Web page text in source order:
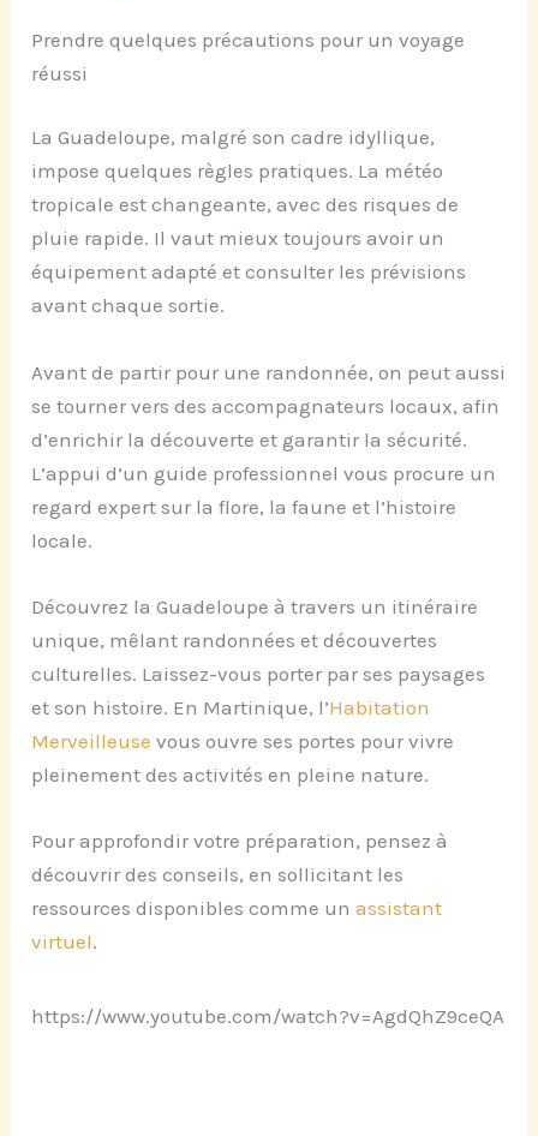
Prendre quelques précautions pour un voyage
réussi
La Guadeloupe, malgré son cadre idyllique,
impose quelques règles pratiques. La météo
tropicale est changeante, avec des risques de
pluie rapide. Il vaut mieux toujours avoir un
équipement adapté et consulter les prévisions
avant chaque sortie.
Avant de partir pour une randonnée, on peut aussi
se tourner vers des accompagnateurs locaux, afin
d’enrichir la découverte et garantir la sécurité.
L’appui d’un guide professionnel vous procure un
regard expert sur la flore, la faune et l’histoire
locale.
Découvrez la Guadeloupe à travers un itinéraire
unique, mêlant randonnées et découvertes
culturelles. Laissez-vous porter par ses paysages
et son histoire. En Martinique, l’Habitation
Merveilleuse vous ouvre ses portes pour vivre
pleinement des activités en pleine nature.
Pour approfondir votre préparation, pensez à
découvrir des conseils, en sollicitant les
ressources disponibles comme unassistant
virtuel.
https://www.youtube.com/watch?v=AgdQhZ9ceQA